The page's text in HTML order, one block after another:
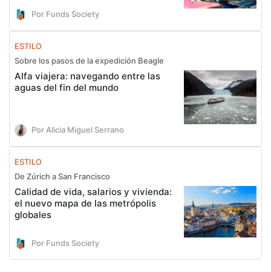
Por Funds Society
ESTILO
Sobre los pasos de la expedición Beagle
Alfa viajera: navegando entre las
aguas del fin del mundo
Por Alicia Miguel Serrano
ESTILO
De Zúrich a San Francisco
Calidad de vida, salarios y vivienda:
el nuevo mapa de las metrópolis
globales
Por Funds Society